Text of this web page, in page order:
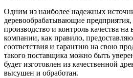
Одним из наиболее надежных
деревообрабатывающие
производство и контроль качества на
компании, как правило,
соответствия и гарантию на свою
такого поставщика можно быть
будет изготовлен из качественной
высушен и обработан.